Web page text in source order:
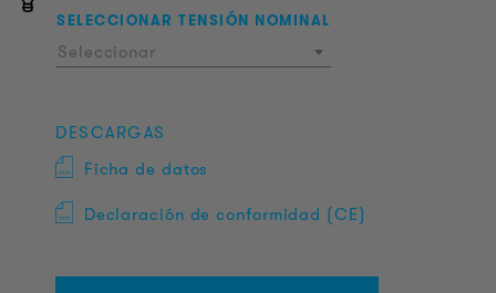
SELECCIONAR TENSIÓN NOMINAL
Seleccionar
DESCARGAS
Ficha de datos
Declaración de conformidad (CE)